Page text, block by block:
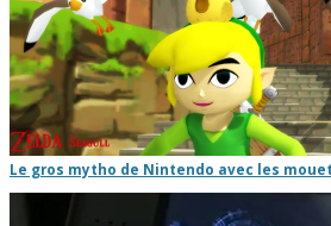
Le gros mytho de Nintendo avec les